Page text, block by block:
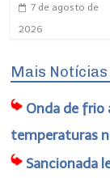
7 de agosto de
2026
Mais Notícias
Onda de frio
temperaturas
Sancionada